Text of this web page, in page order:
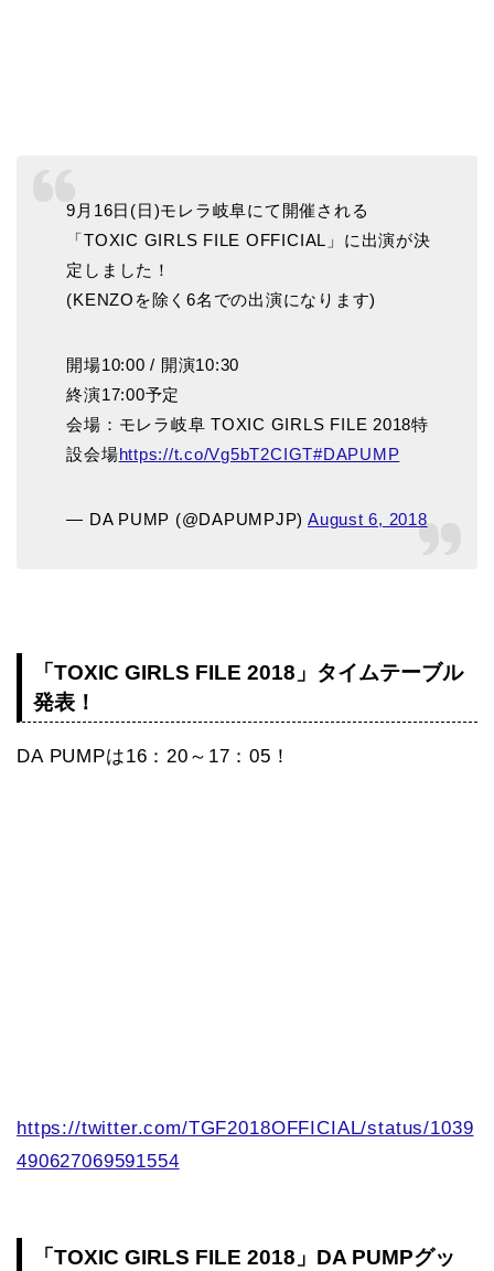
9月16日(日)モレラ岐阜にて開催される
「TOXIC GIRLS FILE OFFICIAL」に出演が決
定しました！
(KENZOを除く6名での出演になります)
開場10:00 / 開演10:30
終演17:00予定
会場：モレラ岐阜 TOXIC GIRLS FILE 2018特
設会場https://t.co/Vg5bT2CIGT#DAPUMP
— DA PUMP (@DAPUMPJP) August 6, 2018
「TOXIC GIRLS FILE 2018」タイムテーブル
発表！
DA PUMPは16：20～17：05！
https://twitter.com/TGF2018OFFICIAL/status/1039
490627069591554
「TOXIC GIRLS FILE 2018」DA PUMPグッ